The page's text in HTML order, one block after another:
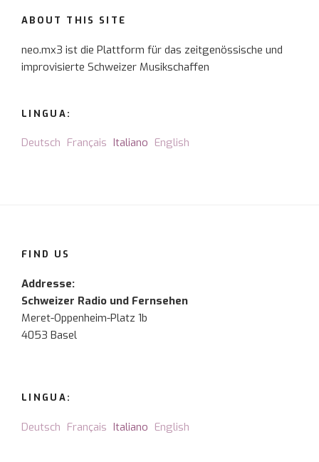
ABOUT THIS SITE
neo.mx3 ist die Plattform für das zeitgenössische und
improvisierte Schweizer Musikschaffen
LINGUA:
Deutsch Français Italiano English
FIND US
Addresse:
Schweizer Radio und Fernsehen
Meret-Oppenheim-Platz 1b
4053 Basel
LINGUA:
Deutsch Français Italiano English